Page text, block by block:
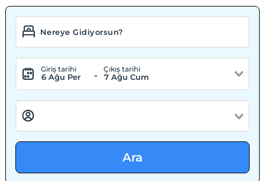
Giriş tarihi
6 Ağu Per -
Çıkış tarihi
7 Ağu Cum
Ara